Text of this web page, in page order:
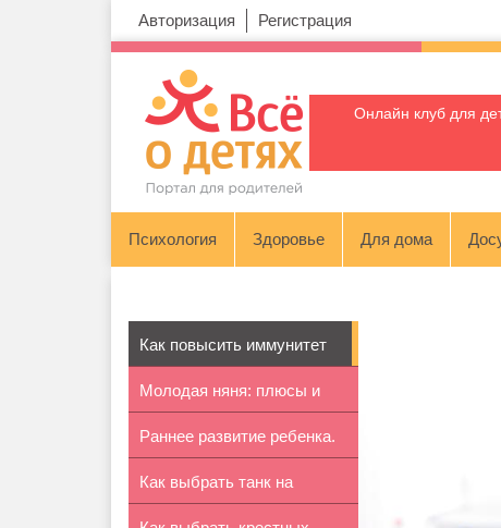
Авторизация Регистрация
Онлайн клуб для
Психология Здоровье Для дома
Как повысить иммунитет
ребенка
Молодая няня: плюсы и
минусы
Раннее развитие ребенка.
Метод ...
Как выбрать танк на